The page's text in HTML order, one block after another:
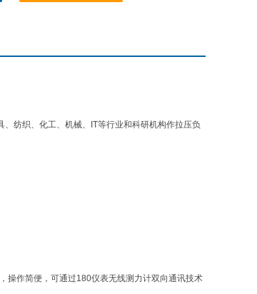
纺织、化工、机械、IT等行业和科研机构作拉压负
作简便，可通过180仪表无线测力计双向通讯技术